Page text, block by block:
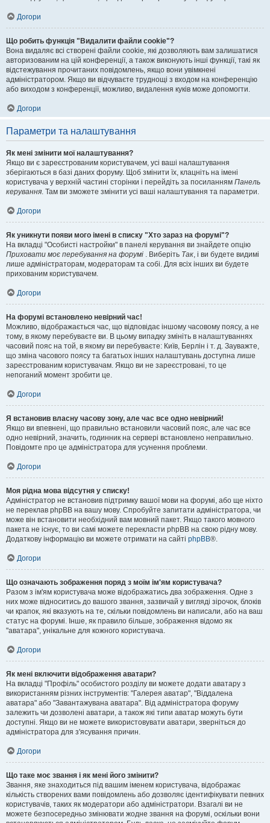
Догори
Що робить функція "Видалити файли cookie"?
Вона видаляє всі створені файли cookie, які дозволяють вам залишатися
авторизованим на цій конференції, а також виконують інші функції, такі як
відстежування прочитаних повідомлень, якщо вони увімкнені
адміністратором. Якщо ви відчуваєте труднощі з входом на конференцію
або виходом з конференції, можливо, видалення куків може допомогти.
Догори
Параметри та налаштування
Як мені змінити мої налаштування?
Якщо ви є зареєстрованим користувачем, усі ваші налаштування
зберігаються в базі даних форуму. Щоб змінити їх, клацніть на імені
користувача у верхній частині сторінки і перейдіть за посиланням Панель
керування. Там ви зможете змінити усі ваші налаштування та параметри.
Догори
Як уникнути появи мого імені в списку "Хто зараз на форумі"?
На вкладці "Особисті настройки" в панелі керування ви знайдете опцію
Приховати моє перебування на форумі . Виберіть Так, і ви будете видимі
лише адміністраторам, модераторам та собі. Для всіх інших ви будете
прихованим користувачем.
Догори
На форумі встановлено невірний час!
Можливо, відображається час, що відповідає іншому часовому поясу, а не
тому, в якому перебуваєте ви. В цьому випадку змініть в налаштуваннях
часовий пояс на той, в якому ви перебуваєте: Київ, Берлін і т. д. Зауважте,
що зміна часового поясу та багатьох інших налаштувань доступна лише
зареєстрованим користувачам. Якщо ви не зареєстровані, то це
непоганий момент зробити це.
Догори
Я встановив власну часову зону, але час все одно невірний!
Якщо ви впевнені, що правильно встановили часовий пояс, але час все
одно невірний, значить, годинник на сервері встановлено неправильно.
Повідомте про це адміністратора для усунення проблеми.
Догори
Моя рідна мова відсутня у списку!
Адміністратор не встановив підтримку вашої мови на форумі, або ще ніхто
не переклав phpBB на вашу мову. Спробуйте запитати адміністратора, чи
може він встановити необхідний вам мовний пакет. Якщо такого мовного
пакета не існує, то ви самі можете перекласти phpBB на свою рідну мову.
Додаткову інформацію ви можете отримати на сайті phpBB®.
Догори
Що означають зображення поряд з моїм ім'ям користувача?
Разом з ім'ям користувача може відображатись два зображення. Одне з
них може відноситись до вашого звання, зазвичай у вигляді зірочок, блоків
чи крапок, які вказують на те, скільки повідомлень ви написали, або на ваш
статус на форумі. Інше, як правило більше, зображення відомо як
"аватара", унікальне для кожного користувача.
Догори
Як мені включити відображення аватари?
На вкладці "Профіль" особистого розділу ви можете додати аватару з
використанням різних інструментів: "Галерея аватар", "Віддалена
аватара" або "Завантажувана аватара". Від адміністратора форуму
залежить чи дозволені аватари, а також які типи аватар можуть бути
доступні. Якщо ви не можете використовувати аватари, зверніться до
адміністратора для з'ясування причин.
Догори
Що таке моє звання і як мені його змінити?
Звання, яке знаходиться під вашим іменем користувача, відображає
кількість створених вами повідомлень або дозволяє ідентифікувати певних
користувачів, таких як модератори або адміністратори. Взагалі ви не
можете безпосередньо змінювати жодне звання на форумі, оскільки вони